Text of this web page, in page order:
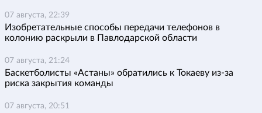
07 августа, 22:39
Изобретательные способы передачи телефонов в
колонию раскрыли в Павлодарской области
07 августа, 21:24
Баскетболисты «Астаны» обратились к Токаеву из-за
риска закрытия команды
07 августа, 20:51